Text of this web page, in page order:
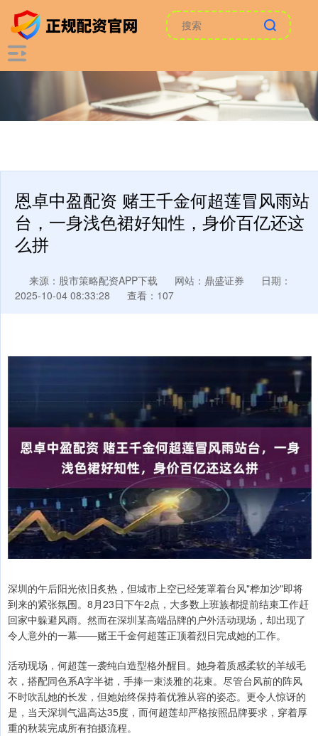
恩卓中盈配资 赌王千金何超莲冒风雨站
台，一身浅色裙好知性，身价百亿还这
么拼
来源：股市策略配资APP下载 网站：鼎盛证券
日期：
2025-10-04 08:33:28
查看：107
深圳的午后阳光依旧炙热，但城市上空已经笼罩着台风"桦加沙"即将
到来的紧张氛围。8月23日下午2点，大多数上班族都提前结束工作赶
回家中躲避风雨。然而在深圳某高端品牌的户外活动现场，却出现了
令人意外的一幕——赌王千金何超莲正顶着烈日完成她的工作。
活动现场，何超莲一袭纯白造型格外醒目。她身着质感柔软的羊绒毛
衣，搭配同色系A字半裙，手捧一束淡雅的花束。尽管台风前的阵风
不时吹乱她的长发，但她始终保持着优雅从容的姿态。更令人惊讶的
是，当天深圳气温高达35度，而何超莲却严格按照品牌要求，穿着厚
重的秋装完成所有拍摄流程。